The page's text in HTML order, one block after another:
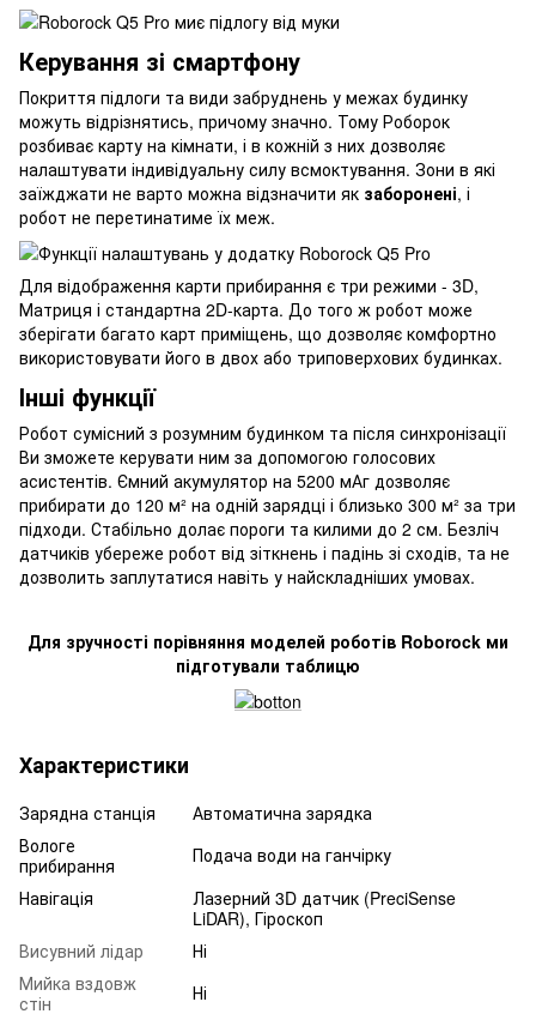
Керування зі смартфону
Покриття підлоги та види забруднень у межах будинку
можуть відрізнятись, причому значно. Тому Роборок
розбиває карту на кімнати, і в кожній з них дозволяє
налаштувати індивідуальну силу всмоктування. Зони в які
заїжджати не варто можна відзначити як заборонені, і
робот не перетинатиме їх меж.
Для відображення карти прибирання є три режими - 3D,
Матриця і стандартна 2D-карта. До того ж робот може
зберігати багато карт приміщень, що дозволяє комфортно
використовувати його в двох або триповерхових будинках.
Інші функції
Робот сумісний з розумним будинком та після синхронізації
Ви зможете керувати ним за допомогою голосових
асистентів. Ємний акумулятор на 5200 мАг дозволяє
прибирати до 120 м² на одній зарядці і близько 300 м² за три
підходи. Стабільно долає пороги та килими до 2 см. Безліч
датчиків убереже робот від зіткнень і падінь зі сходів, та не
дозволить заплутатися навіть у найскладніших умовах.
Для зручності порівняння моделей роботів Roborock ми
підготували таблицю
Характеристики
Зарядна станція
Автоматична зарядка
Вологе
прибирання
Подача води на ганчірку
Навігація
Лазерний 3D датчик (PreciSense
LiDAR), Гіроскоп
Висувний лідар
Ні
Мийка вздовж
стін
Ні